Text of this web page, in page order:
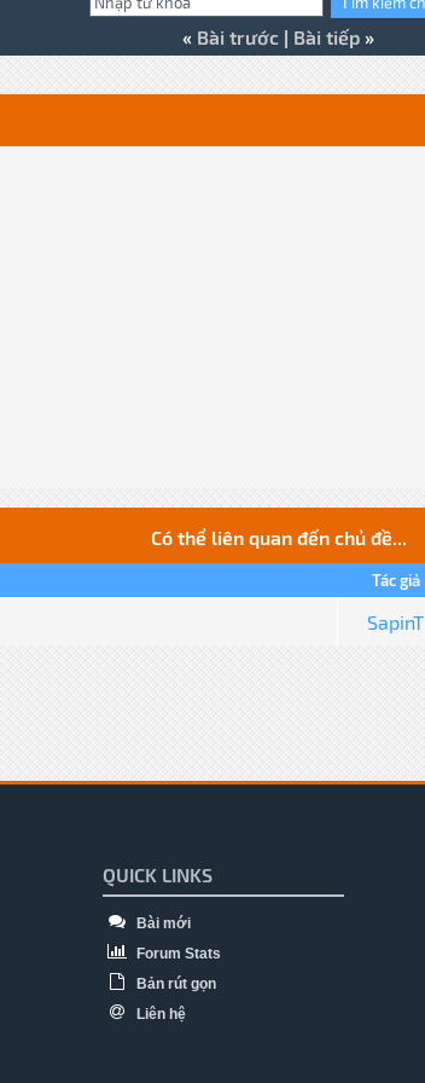
« Bài trước | Bài tiếp »
Có thể liên quan đến chủ đề...
Tác giả
SapinT
QUICK LINKS
Bài mới
Forum Stats
Bản rút gọn
Liên hệ